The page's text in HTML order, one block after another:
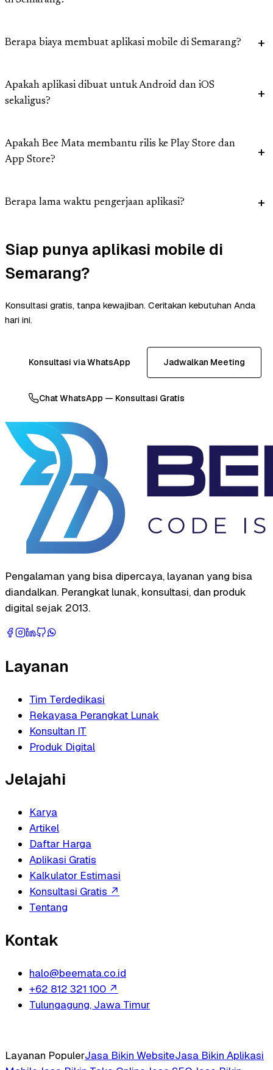
Berapa biaya membuat aplikasi mobile di Semarang?
Apakah aplikasi dibuat untuk Android dan iOS
sekaligus?
Apakah Bee Mata membantu rilis ke Play Store dan
App Store?
Berapa lama waktu pengerjaan aplikasi?
Siap punya aplikasi mobile di
Semarang?
Konsultasi gratis, tanpa kewajiban. Ceritakan kebutuhan Anda
hari ini.
Konsultasi via WhatsApp Jadwalkan Meeting
Chat WhatsApp — Konsultasi Gratis
Pengalaman yang bisa dipercaya, layanan yang bisa
diandalkan. Perangkat lunak, konsultasi, dan produk
digital sejak 2013.
Layanan
Tim Terdedikasi
Rekayasa Perangkat Lunak
Konsultan IT
Produk Digital
Jelajahi
Karya
Artikel
Daftar Harga
Aplikasi Gratis
Kalkulator Estimasi
Konsultasi Gratis ↗
Tentang
Kontak
halo@beemata.co.id
+62 812 321 100 ↗
Tulungagung, Jawa Timur
Layanan PopulerJasa Bikin WebsiteJasa Bikin Aplikasi